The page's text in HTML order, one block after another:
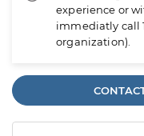
experience or
immediatly call
organization).